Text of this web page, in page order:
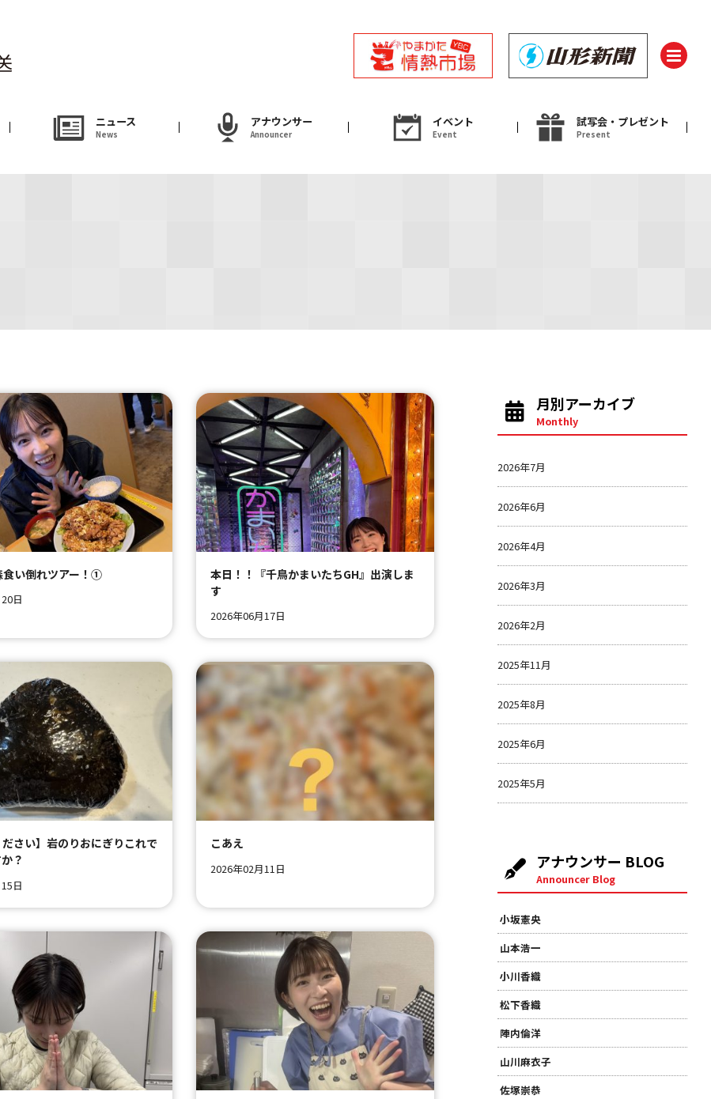
ニュース
News
アナウンサー
Announcer
イベント
Event
試写会・プレゼント
Present
アナウンサー
Announcer
試写会・プレゼント
食い倒れツアー！①
日
本日！！『千鳥かまいたちGH』出演しま
す
2026年06月17日
ださい】岩のりおにぎりこれで
？
日
こあえ
2026年02月11日
月別アーカイブ
Monthly
2026年7月
2026年6月
2026年4月
2026年3月
2026年2月
2025年11月
2025年8月
2025年6月
2025年5月
アナウンサー BLOG
Announcer Blog
小坂憲央
山本浩一
小川香織
松下香織
陣内倫洋
山川麻衣子
佐塚崇恭